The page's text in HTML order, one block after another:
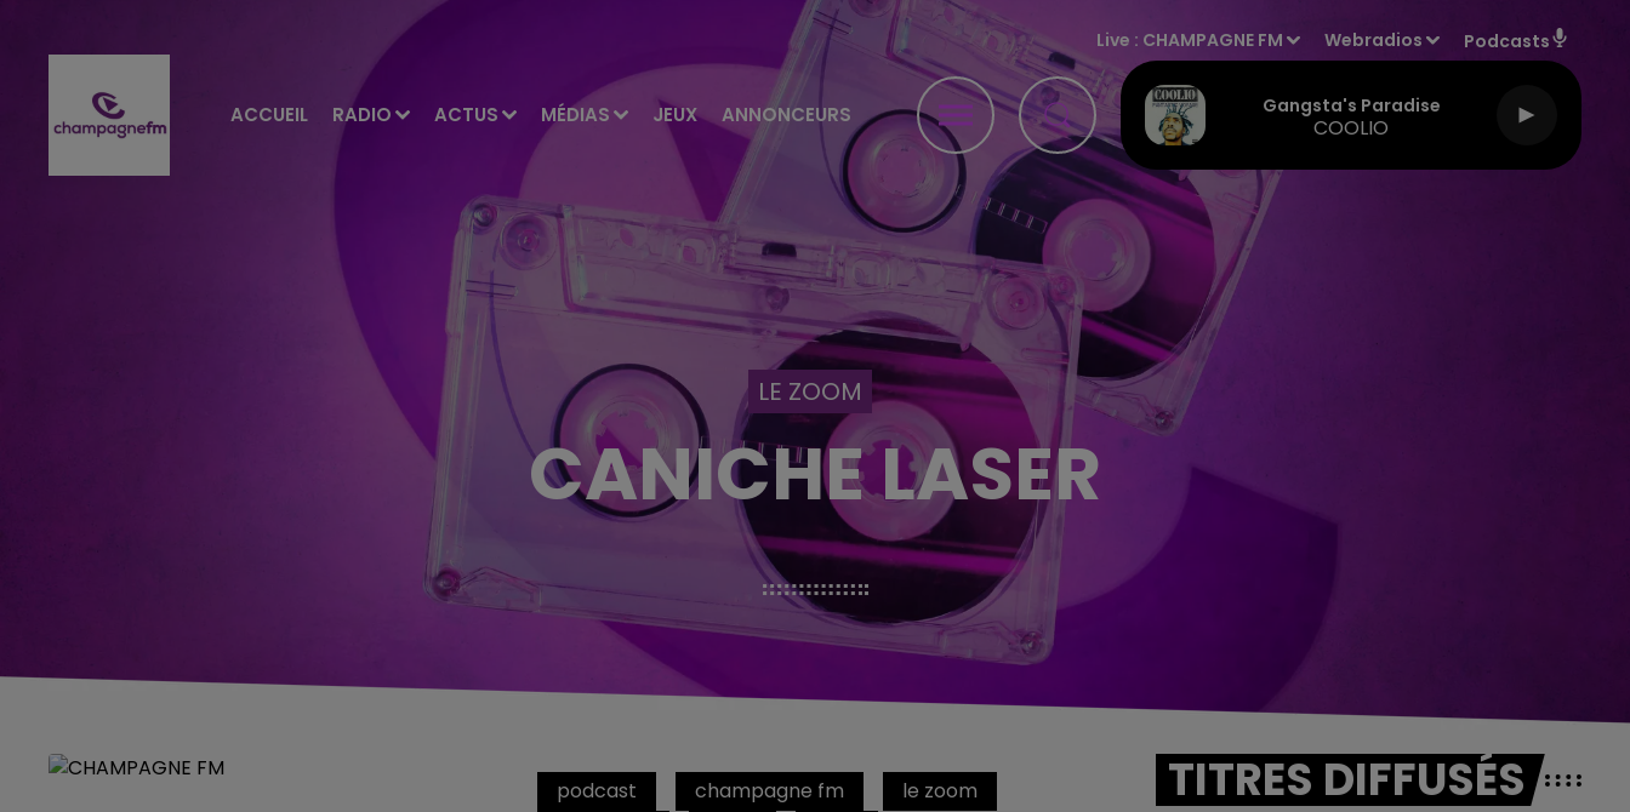
ACCUEIL RADIO ACTUS MÉDIAS JEUX ANNONCEURS
Live : CHAMPAGNE FM Webradios Podcasts
Gangsta's Paradise
COOLIO
LE ZOOM
CANICHE LASER
podcast champagne fm
le zoom
TITRES DIFFUSÉS